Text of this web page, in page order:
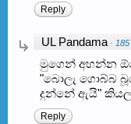
Reply
UL Pandama ·
මුගෙන් අහන්න
"බොලැ ගොබ්බ
දුන්නේ ඇයි"
Reply